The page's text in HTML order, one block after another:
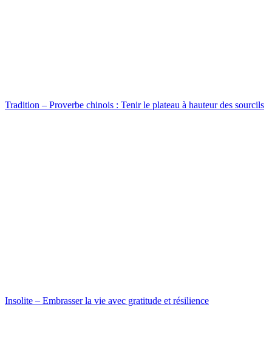
Tradition – Proverbe chinois : Tenir le plateau à hauteur des sourcils
Insolite – Embrasser la vie avec gratitude et résilience